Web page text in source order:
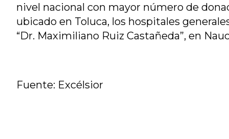
nivel nacional con mayor número de
ubicado en Toluca, los hospitales
“Dr. Maximiliano Ruiz Castañeda”, en
Fuente: Excélsior